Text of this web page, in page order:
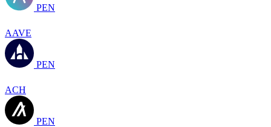
PEN
AAVE
PEN
ACH
PEN